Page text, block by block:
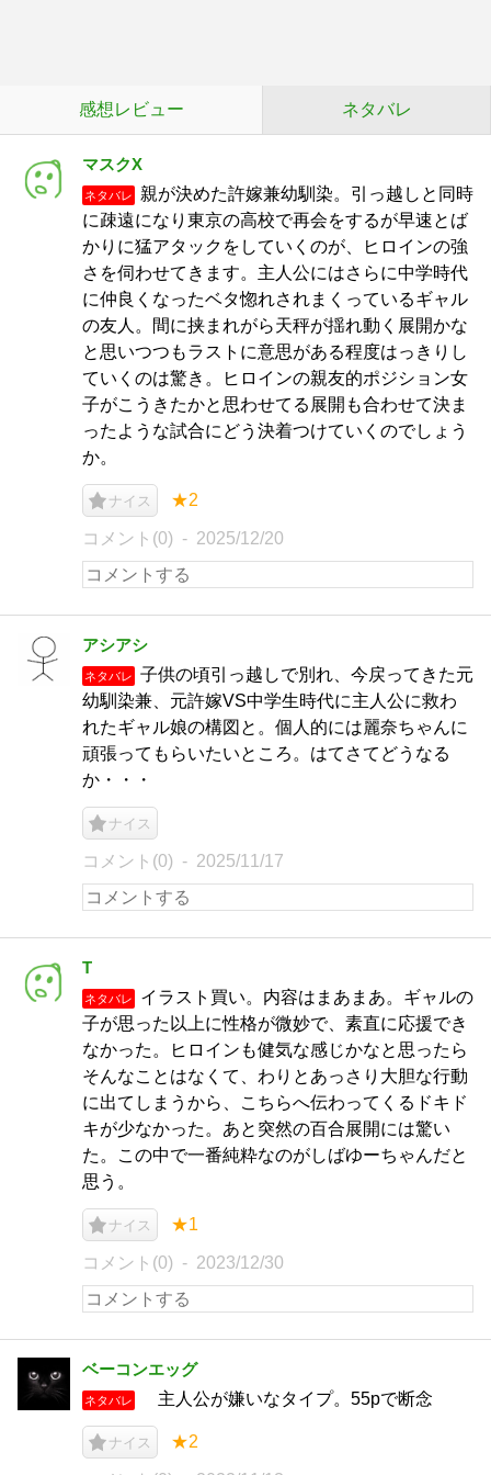
感想レビュー ネタバレ
マスクX
ネタバレ
親が決めた許嫁兼幼馴染。引っ越しと同時
に疎遠になり東京の高校で再会をするが早速とば
かりに猛アタックをしていくのが、ヒロインの強
さを伺わせてきます。主人公にはさらに中学時代
に仲良くなったベタ惚れされまくっているギャル
の友人。間に挟まれがら天秤が揺れ動く展開かな
と思いつつもラストに意思がある程度はっきりし
ていくのは驚き。ヒロインの親友的ポジション女
子がこうきたかと思わせてる展開も合わせて決ま
ったような試合にどう決着つけていくのでしょう
か。
ナイス ★2
コメント(0) 2025/12/20
アシアシ
ネタバレ
子供の頃引っ越しで別れ、今戻ってきた元
幼馴染兼、元許嫁VS中学生時代に主人公に救わ
れたギャル娘の構図と。個人的には麗奈ちゃんに
頑張ってもらいたいところ。はてさてどうなる
か・・・
ナイス
コメント(0) 2025/11/17
T
ネタバレ
イラスト買い。内容はまあまあ。ギャルの
子が思った以上に性格が微妙で、素直に応援でき
なかった。ヒロインも健気な感じかなと思ったら
そんなことはなくて、わりとあっさり大胆な行動
に出てしまうから、こちらへ伝わってくるドキド
キが少なかった。あと突然の百合展開には驚い
た。この中で一番純粋なのがしばゆーちゃんだと
思う。
ナイス ★1
コメント(0) 2023/12/30
ベーコンエッグ
ネタバレ 主人公が嫌いなタイプ。55pで断念
ナイス ★2